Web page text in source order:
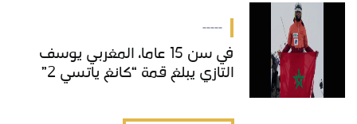
-----
في سن 15 عاما، المغربي يوسف
التازي يبلغ قمة “كانغ ياتسي 2”